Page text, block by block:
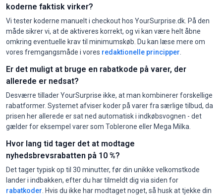
koderne faktisk virker?
Vi tester koderne manuelt i checkout hos YourSurprise.dk. På den
måde sikrer vi, at de aktiveres korrekt, og vi kan være helt åbne
omkring eventuelle krav til minimumskøb. Du kan læse mere om
vores fremgangsmåde i vores redaktionelle principper
Er det muligt at bruge en rabatkode på varer, der
allerede er nedsat?
Desværre tillader YourSurprise ikke, at man kombinerer forskellige
rabatformer. Systemet afviser koder på varer fra særlige tilbud, da
prisen her allerede er sat ned automatisk i indkøbsvognen - det
gælder for eksempel varer som Toblerone eller Mega Milka.
Hvor lang tid tager det at modtage
nyhedsbrevsrabatten på 10 %?
Det tager typisk op til 30 minutter, før din unikke velkomstkode
lander i indbakken, efter du har tilmeldt dig via siden for
rabatkoder . Hvis du ikke har modtaget noget, så husk at tjekke din